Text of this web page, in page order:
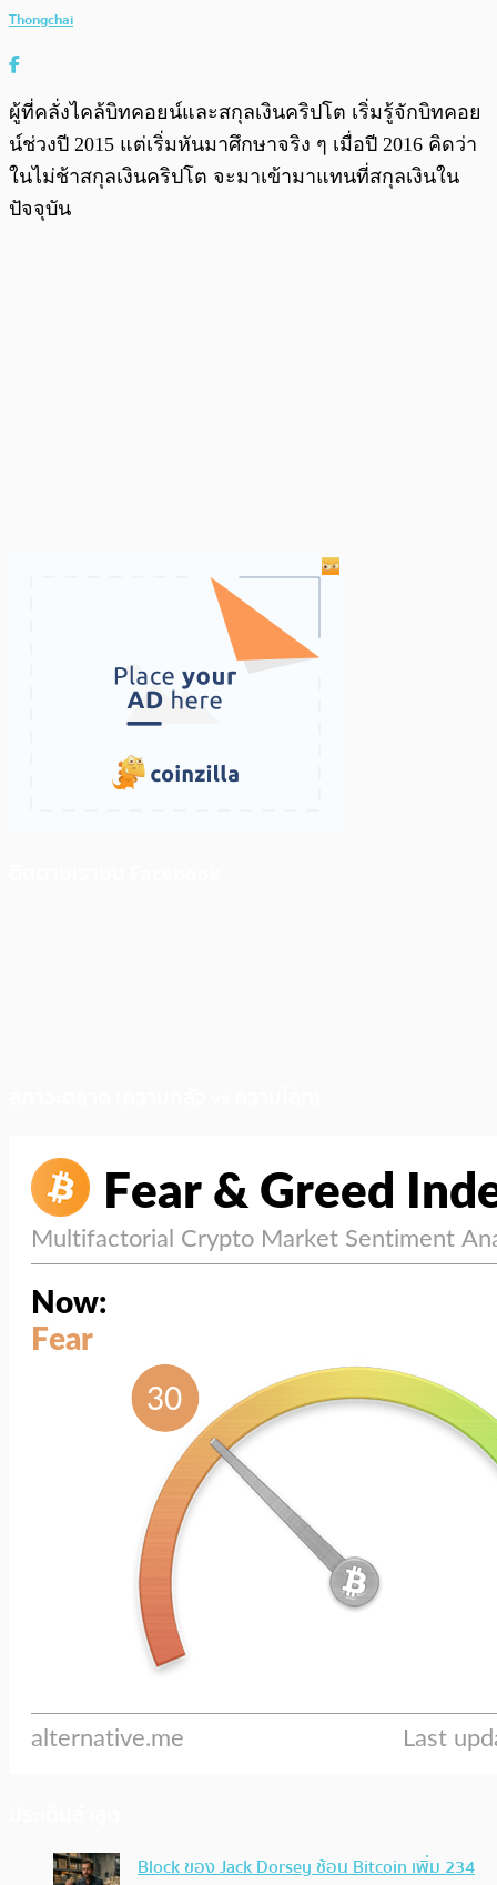
Thongchai
ผู้ที่คลั่งไคล้บิทคอยน์และสกุลเงินคริปโต เริ่มรู้จักบิทคอย
น์ช่วงปี 2015 แต่เริ่มหันมาศึกษาจริง ๆ เมื่อปี 2016 คิดว่า
ในไม่ช้าสกุลเงินคริปโต จะมาเข้ามาแทนที่สกุลเงินใน
ปัจจุบัน
Block ของ Jack Dorsey ช้อน Bitcoin เพิ่ม 234